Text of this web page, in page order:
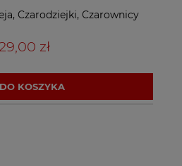
Czarodziejki, Czarownicy
zł
DO KOSZYKA